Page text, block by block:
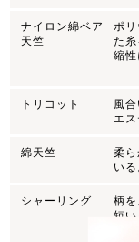
ナイロン綿ベア
天竺
ポ
た
縮性
トリコット
風
エス
綿天竺
柔
いる
シャーリング
柄
短